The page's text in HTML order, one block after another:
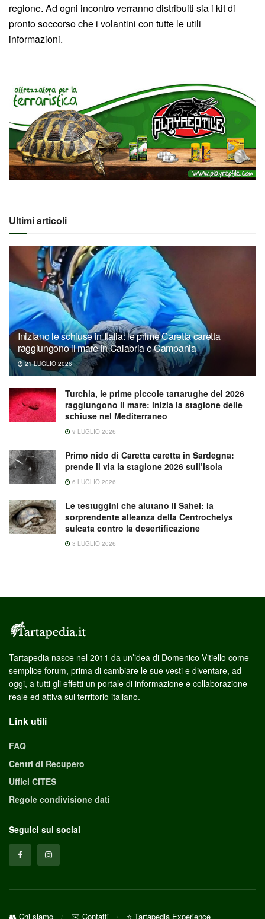
regione. Ad ogni incontro verranno distribuiti sia i kit di
pronto soccorso che i volantini con tutte le utili
informazioni.
Ultimi articoli
Iniziano le schiuse in Italia: le prime Caretta caretta
raggiungono il mare in Calabria e Campania
21 LUGLIO 2026
Turchia, le prime piccole tartarughe del 2026
raggiungono il mare: inizia la stagione delle
schiuse nel Mediterraneo
9 LUGLIO 2026
Primo nido di Caretta caretta in Sardegna:
prende il via la stagione 2026 sull’isola
6 LUGLIO 2026
Le testuggini che aiutano il Sahel: la
sorprendente alleanza della Centrochelys
sulcata contro la desertificazione
3 LUGLIO 2026
Tartapedia nasce nel 2011 da un’idea di Domenico Vitiello come
semplice forum, prima di cambiare le sue vesti e diventare, ad
oggi, a tutti gli effetti un portale di informazione e collaborazione
reale ed attiva sul territorio italiano.
Link utili
FAQ
Centri di Recupero
Uffici CITES
Regole condivisione dati
Seguici sui social
👥 Chi siamo ✉️ Contatti ⭐ Tartapedia Experience